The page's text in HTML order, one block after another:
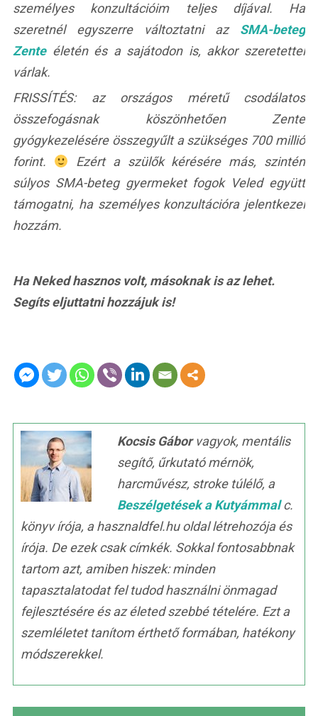
személyes konzultációim teljes díjával. Ha
szeretnél egyszerre változtatni az SMA-beteg
Zenteéletén és a sajátodon is, akkor szeretettel
várlak.
FRISSÍTÉS: az országos méretű csodálatos
összefogásnak köszönhetően Zente
gyógykezelésére összegyűlt a szükséges 700 millió
forint.
Ezért a szülők kérésére más, szintén
súlyos SMA-beteg gyermeket fogok Veled együtt
támogatni, ha személyes konzultációra jelentkezel
hozzám.
Ha Neked hasznos volt, másoknak is az lehet.
Segíts eljuttatni hozzájuk is!
Kocsis Gáborvagyok, mentális
segítő, űrkutató mérnök,
harcművész, stroke túlélő, a
Beszélgetések a Kutyámmalc.
könyv írója, a hasznaldfel.hu oldal létrehozója és
írója. De ezek csak címkék. Sokkal fontosabbnak
tartom azt, amiben hiszek: minden
tapasztalatodat fel tudod használni önmagad
fejlesztésére és az életed szebbé tételére. Ezt a
szemléletet tanítom érthető formában, hatékony
módszerekkel.